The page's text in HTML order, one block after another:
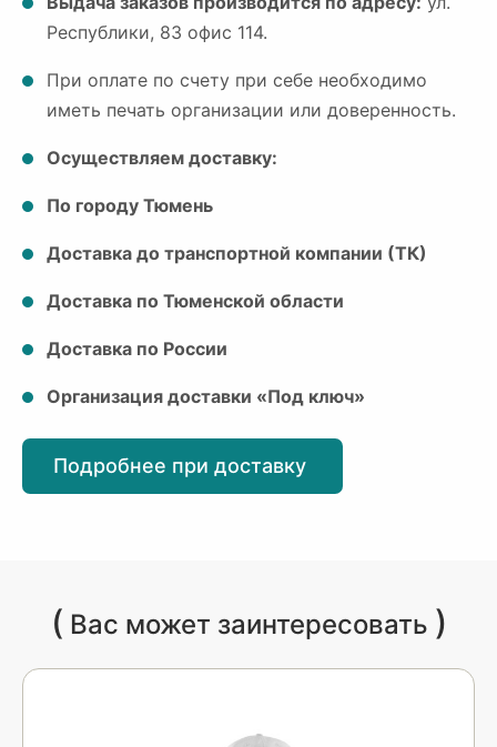
Республики, 83 офис 114.
При оплате по счету при себе необходимо
иметь печать организации или доверенность.
Осуществляем доставку:
По городу Тюмень
Доставка до транспортной компании (ТК)
Доставка по Тюменской области
Доставка по России
Организация доставки «Под ключ»
Подробнее при доставку
( Вас может заинтересовать )